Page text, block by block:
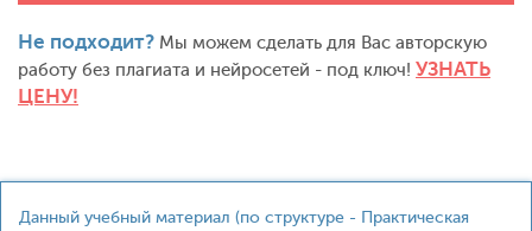
Не подходит? Мы можем сделать для Вас авторскую
работу без плагиата и нейросетей - под ключ! УЗНАТЬ
ЦЕНУ!
Данный учебный материал (по структуре - Практическая